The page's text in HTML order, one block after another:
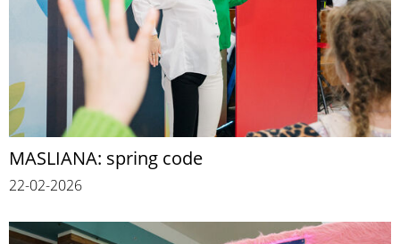
MASLIANA: spring code
22-02-2026